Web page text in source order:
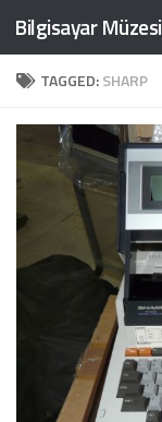
Skip to content
Bilgisayar Müzesi
TAGGED:SHARP